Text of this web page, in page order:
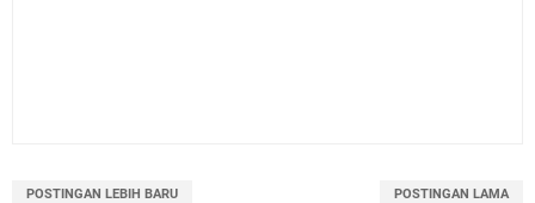
POSTINGAN LEBIH BARU POSTINGAN LAMA